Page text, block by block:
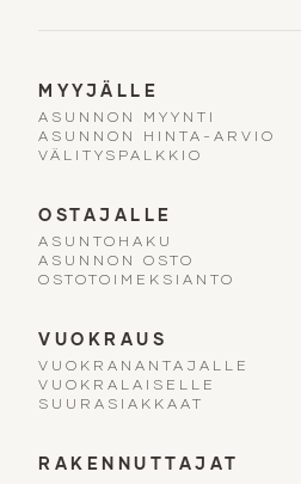
MYYJÄLLE
ASUNNON MYYNTI
ASUNNON HINTA-ARVIO
VÄLITYSPALKKIO
OSTAJALLE
ASUNTOHAKU
ASUNNON OSTO
OSTOTOIMEKSIANTO
VUOKRAUS
VUOKRANANTAJALLE
VUOKRALAISELLE
SUURASIAKKAAT
RAKENNUTTAJAT